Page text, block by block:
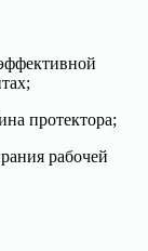
протектора;
рабочей